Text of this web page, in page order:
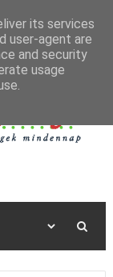
its services
user-agent are
and security
usage